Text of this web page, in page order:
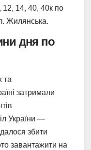
12, 14, 40, 40к по
Жилянська.
дня по
та
затримали
України —
збити
завантажити на